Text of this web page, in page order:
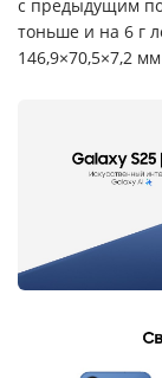
с предыдущим
тоньше и на 6 г
146,9×70,5×7,2